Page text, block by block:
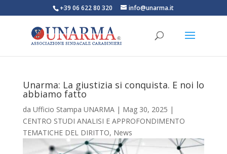
+39 06 622 80 320 info@unarma.it
Unarma: La giustizia si conquista. E noi lo
abbiamo fatto
da Ufficio Stampa UNARMA| Mag 30, 2025 |
CENTRO STUDI ANALISI E APPROFONDIMENTO
TEMATICHE DEL DIRITTO, News